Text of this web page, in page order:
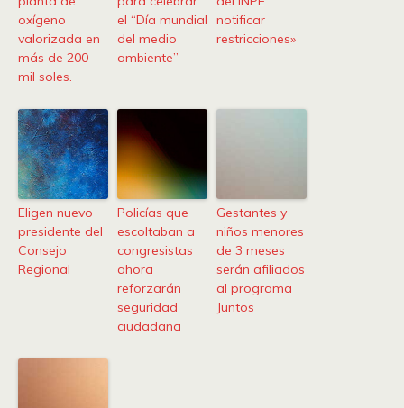
oxígeno
valorizada en
más de 200
mil soles.
el “Día mundial
del medio
ambiente”
notificar
restricciones»
Eligen nuevo
presidente del
Consejo
Regional
Policías que
escoltaban a
congresistas
ahora
reforzarán
seguridad
ciudadana
Gestantes y
niños menores
de 3 meses
serán afiliados
al programa
Juntos